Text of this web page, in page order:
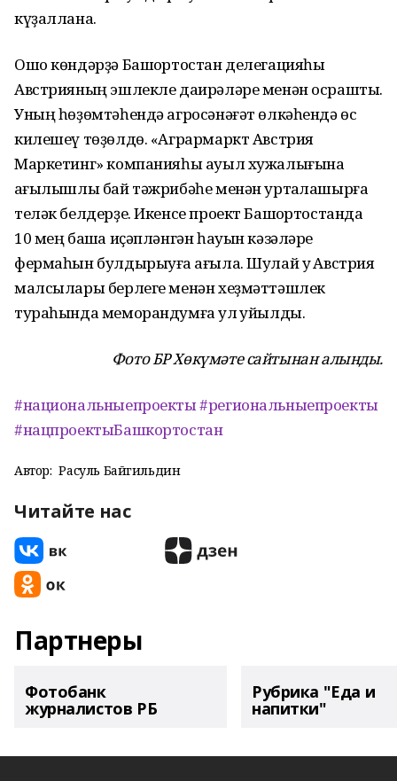
күҙаллана.
Ошо көндәрҙә Башҡортостан делегацияһы
Австрияның эшлекле даирәләре менән осрашты.
Уның һөҙөмтәһендә агросәнәғәт өлкәһендә өс
килешеү төҙөлдө. «Агрармаркт Австрия
Маркетинг» компанияһы ауыл хужалығына
ҡағылышлы бай тәжрибәһе менән уртаҡлашырға
теләк белдерҙе. Икенсе проект Башҡортостанда
10 мең башҡа иҫәпләнгән һауын кәзәләре
фермаһын булдырыуға ҡағыла. Шулай уҡ Австрия
малсылары берлеге менән хеҙмәттәшлек
тураһында меморандумға ҡул ҡуйылды.
Фото БР Хөкүмәте сайтынан алынды.
#национальныепроекты#региональныепроекты
#нацпроектыБашкортостан
Автор: Расуль Байгильдин
Читайте нас
Партнеры
Фотобанк
журналистов РБ
Рубрика "Еда и
напитки"